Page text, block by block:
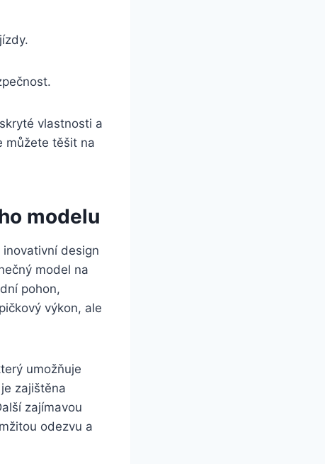
vlastnosti a
můžete těšit na
modelu
design
model na
pohon,
výkon, ale
umožňuje
zajištěna
zajímavou
odezvu a